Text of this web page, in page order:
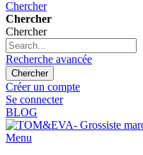
Chercher
Chercher
Chercher
Recherche avancée
Chercher
Créer un compte
Se connecter
BLOG
Menu